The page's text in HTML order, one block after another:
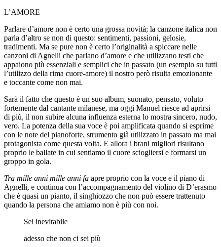
L’AMORE
Parlare d’amore non è certo una grossa novità; la canzone italica non
parla d’altro se non di questo: sentimenti, passioni, gelosie,
tradimenti. Ma se pure non è certo l’originalità a spiccare nelle
canzoni di Agnelli che parlano d’amore e che utilizzano testi che
appaiono più essenziali e semplici che in passato (un esempio su tutti
l’utilizzo della rima cuore-amore) il nostro però risulta emozionante
e toccante come non mai.
Sarà il fatto che questo è un suo album, suonato, pensato, voluto
fortemente dal cantante milanese, ma oggi Manuel riesce ad aprirsi
di più, il non subire alcuna influenza esterna lo mostra sincero, nudo,
vero. La potenza della sua voce è poi amplificata quando si esprime
con le note del pianoforte, strumento già utilizzato in passato ma mai
protagonista come questa volta. E allora i brani migliori risultano
proprio le ballate in cui sentiamo il cuore sciogliersi e formarsi un
groppo in gola.
Tra mille anni mille anni fa apre proprio con la voce e il piano di
Agnelli, e continua con l’accompagnamento del violino di D’erasmo
che è quasi un pianto, il singhiozzo che non può essere trattenuto
quando la persona che amiamo non è più con noi.
Sei inevitabile
adesso che non ci sei più